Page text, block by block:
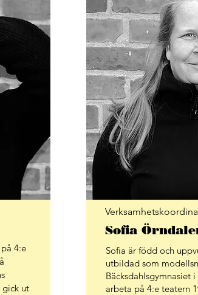
4:e
gick ut
Sofia
Sofia är född och
utbildad som
Bäcksdahlsgymnasiet
arbeta på 4:e teatern